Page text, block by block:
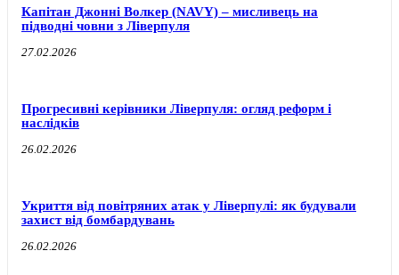
Капітан Джонні Волкер (NAVY) – мисливець на
підводні човни з Ліверпуля
27.02.2026
Прогресивні керівники Ліверпуля: огляд реформ і
наслідків
26.02.2026
Укриття від повітряних атак у Ліверпулі: як будували
захист від бомбардувань
26.02.2026